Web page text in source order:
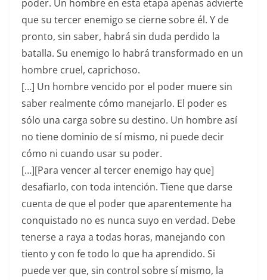
poder. Un hombre en esta etapa apenas advierte
que su tercer enemigo se cierne sobre él. Y de
pronto, sin saber, habrá sin duda perdido la
batalla. Su enemigo lo habrá transformado en un
hombre cruel, caprichoso.
[…] Un hombre vencido por el poder muere sin
saber realmente cómo manejarlo. El poder es
sólo una carga sobre su destino. Un hombre así
no tiene dominio de sí mismo, ni puede decir
cómo ni cuando usar su poder.
[…][Para vencer al tercer enemigo hay que]
desafiarlo, con toda intención. Tiene que darse
cuenta de que el poder que aparentemente ha
conquistado no es nunca suyo en verdad. Debe
tenerse a raya a todas horas, manejando con
tiento y con fe todo lo que ha aprendido. Si
puede ver que, sin control sobre sí mismo, la